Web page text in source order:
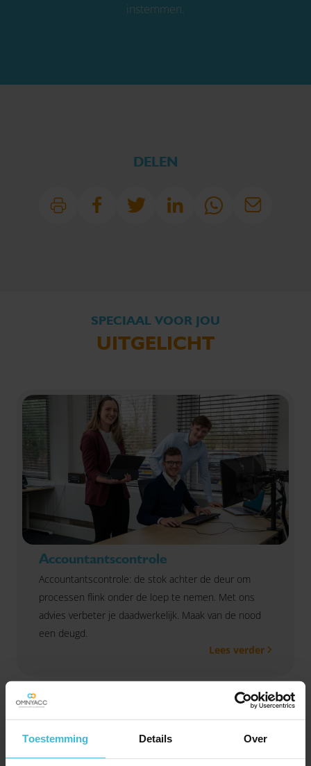
Toestemming Details Over
instemmen.
DELEN
SPECIAAL VOOR JOU
UITGELICHT
Accountantscontrole
Accountantscontrole: de stok achter de deur om
processen flink onder de loep te nemen. Met ons
advies verbeter je daadwerkelijk. Maak van de nood
een deugd.
Lees verder